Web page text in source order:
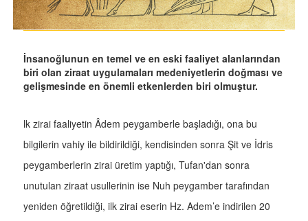
İnsanoğlunun en temel ve en eski faaliyet alanlarından
biri olan ziraat uygulamaları medeniyetlerin doğması ve
gelişmesinde en önemli etkenlerden biri olmuştur.
lk zirai faaliyetin Âdem peygamberle başladığı, ona bu
bilgilerin vahiy ile bildirildiği, kendisinden sonra Şit ve İdris
peygamberlerin zirai üretim yaptığı, Tufan'dan sonra
unutulan ziraat usullerinin ise Nuh peygamber tarafından
yeniden öğretildiği, ilk zirai eserin Hz. Adem’e indirilen 20